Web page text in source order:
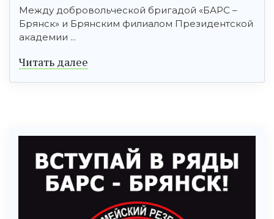
Между добровольческой бригадой «БАРС –
Брянск» и Брянским филиалом Президентской
академии ...
Читать далее